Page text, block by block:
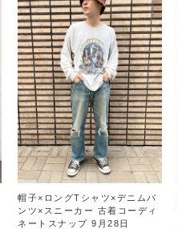
帽子×ロングTシャツ×デニムパ
ンツ×スニーカー 古着コーディ
ネートスナップ 9月28日